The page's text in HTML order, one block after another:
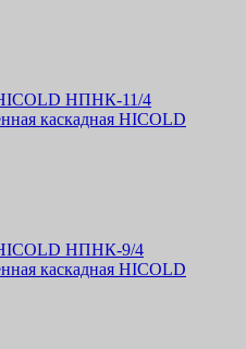
каскадная HICOLD
каскадная HICOLD